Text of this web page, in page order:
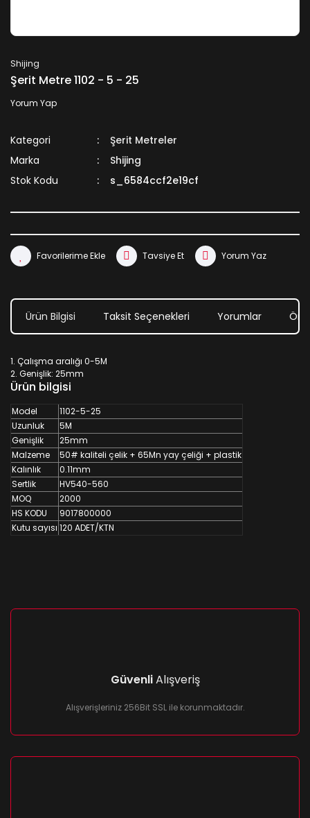
Shijing
Şerit Metre 1102 - 5 - 25
Yorum Yap
Kategori
Şerit Metreler
Marka
Shijing
Stok Kodu
s_6584ccf2e19cf
Tavsiye Et Yorum Yaz
Ürün Bilgisi Taksit Seçenekleri Yorumlar
1. Çalışma aralığı 0-5M
2. Genişlik: 25mm
Ürün bilgisi
Model
1102-5-25
Uzunluk
5M
Genişlik
25mm
Malzeme
50# kaliteli çelik + 65Mn yay çeliği + plastik
Kalınlık
0.11mm
Sertlik
HV540-560
MOQ
2000
HS KODU
9017800000
Kutu sayısı 120 ADET/KTN
Yorum Yaz
Ürün fiyatı diğer sitelerden daha pahalı.
GüvenliAlışveriş
Alışverişleriniz 256Bit SSL ile korunmaktadır.